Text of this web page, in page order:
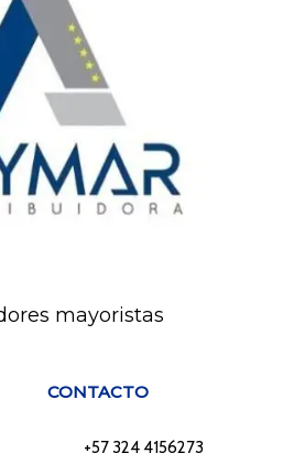
mayoristas
CONTACTO
+57 324 4156273